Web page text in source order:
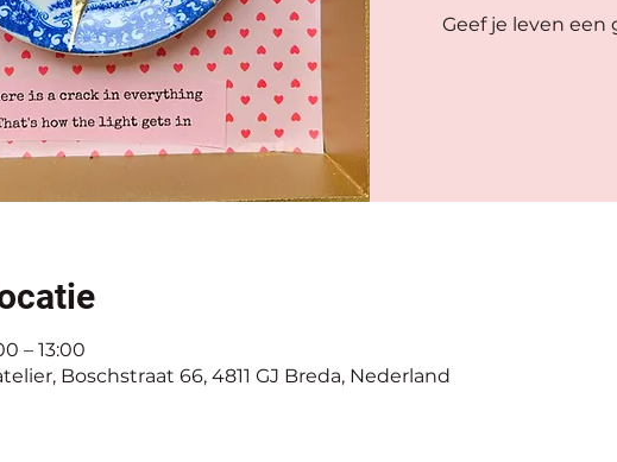
Geef je leven
– 13:00
Boschstraat 66, 4811 GJ Breda, Nederland